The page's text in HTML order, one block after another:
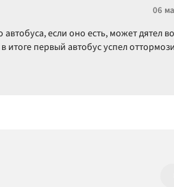
06
если оно есть, может дятел
первый автобус успел